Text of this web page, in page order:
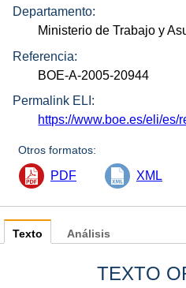
Departamento:
Ministerio de Trabajo y
Referencia:
BOE-A-2005-20944
Permalink ELI:
https://www.boe.es/eli/es/
Otros formatos:
PDF XML
Texto
TEXTO
Análisis